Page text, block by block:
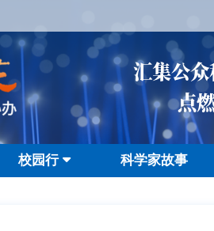
汇集公
点
校园行 科学家故事